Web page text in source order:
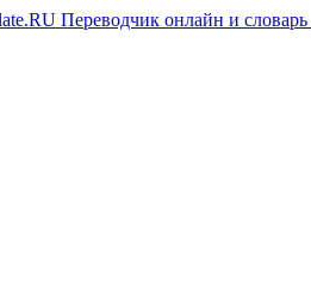
Переводчик онлайн и словарь